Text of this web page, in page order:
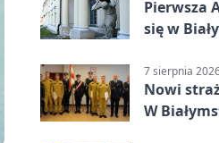
Pierwsza
się w
7 sierpnia
Nowi
W